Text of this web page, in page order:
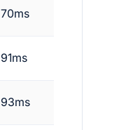
70ms
91ms
93ms